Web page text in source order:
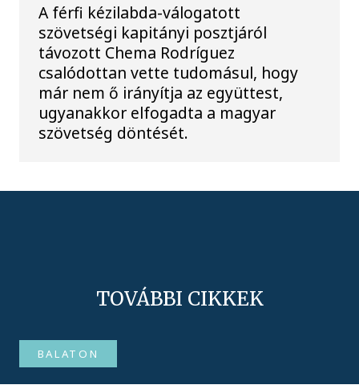
A férfi kézilabda-válogatott
szövetségi kapitányi posztjáról
távozott Chema Rodríguez
csalódottan vette tudomásul, hogy
már nem ő irányítja az együttest,
ugyanakkor elfogadta a magyar
szövetség döntését.
TOVÁBBI CIKKEK
BALATON